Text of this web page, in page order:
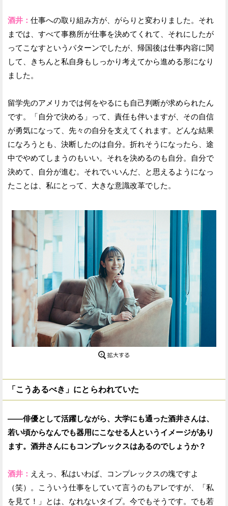
酒井： 仕事への取り組み方が、がらりと変わりました。それ
までは、すべて事務所が仕事を決めてくれて、それにしたが
ってこなすというパターンでしたが、帰国後は仕事内容に関
して、きちんと私自身もしっかり考えてから進める形になり
ました。
留学先のアメリカでは何をやるにも自己判断が求められたん
です。「自分で決める」って、責任も伴いますが、その自信
が勇気になって、先々の自分を支えてくれます。どんな結果
になろうとも、決断したのは自分。折れそうになったら、途
中でやめてしまうのもいい。それを決めるのも自分。自分で
決めて、自分が進む。それでいいんだ、と思えるようになっ
たことは、私にとって、大きな意識改革でした。
「こうあるべき」にとらわれていた
——俳優として活躍しながら、大学にも通った酒井さんは、
若い頃からなんでも器用にこなせる人というイメージがあり
ます。酒井さんにもコンプレックスはあるのでしょうか？
酒井： ええっ、私はいわば、コンプレックスの塊ですよ
（笑）。こういう仕事をしていて言うのもアレですが、「私
を見て！」とは、なれないタイプ。今でもそうです。でも若